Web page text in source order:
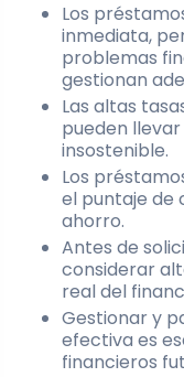
Los
inmediata,
problemas
gestionan
Las altas
pueden
insostenible.
Los
el puntaje de
ahorro.
Antes de
considerar
real del
Gestionar y
efectiva es
financieros